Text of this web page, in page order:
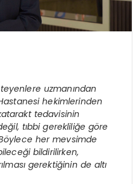
uzmanından
hekimlerinden
tedavisinin
ğil, tıbbi gerekliliğe göre
öylece her mevsimde
bildirilirken,
gerektiğinin de altı